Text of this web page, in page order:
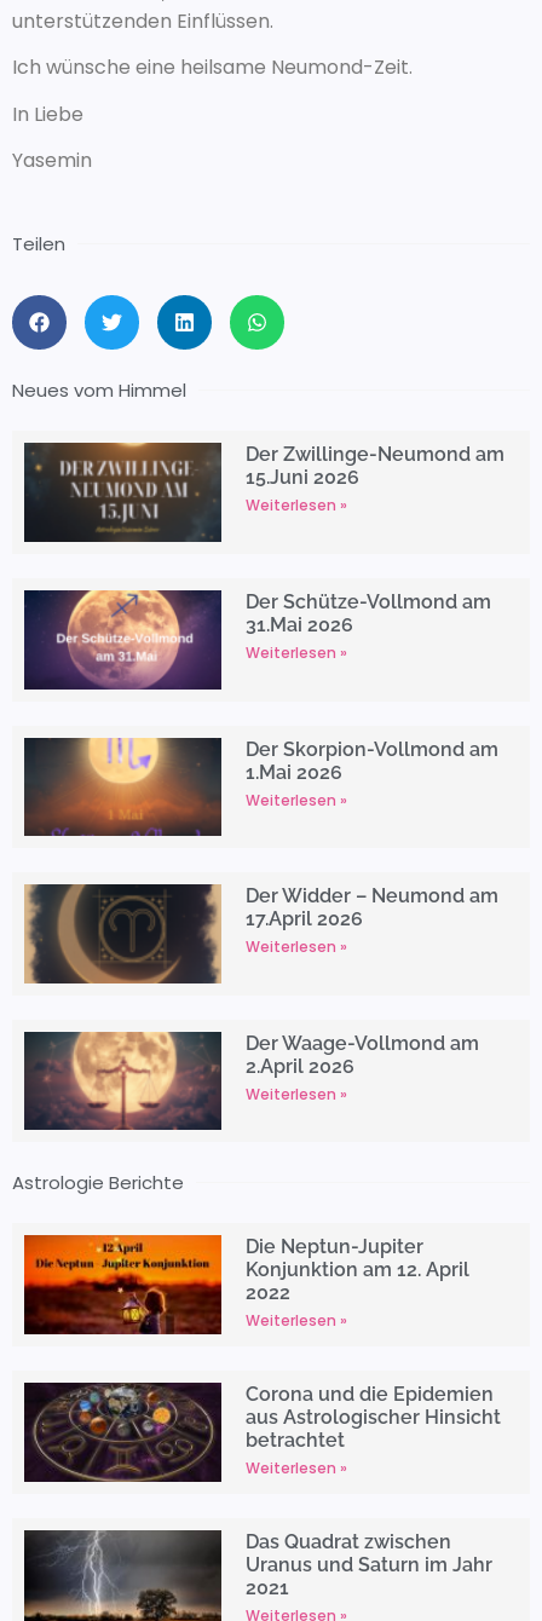
unterstützenden Einflüssen.
Ich wünsche eine heilsame Neumond-Zeit.
In Liebe
Yasemin
Teilen
Neues vom Himmel
Der Zwillinge-Neumond am
15.Juni 2026
Weiterlesen »
Der Schütze-Vollmond am
31.Mai 2026
Weiterlesen »
Der Skorpion-Vollmond am
1.Mai 2026
Weiterlesen »
Der Widder – Neumond am
17.April 2026
Weiterlesen »
Der Waage-Vollmond am
2.April 2026
Weiterlesen »
Astrologie Berichte
Die Neptun-Jupiter
Konjunktion am 12. April
2022
Weiterlesen »
Corona und die Epidemien
aus Astrologischer Hinsicht
betrachtet
Weiterlesen »
Das Quadrat zwischen
Uranus und Saturn im Jahr
2021
Weiterlesen »